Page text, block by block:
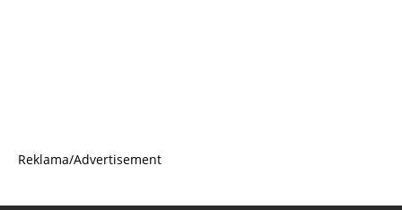
Reklama/Advertisement